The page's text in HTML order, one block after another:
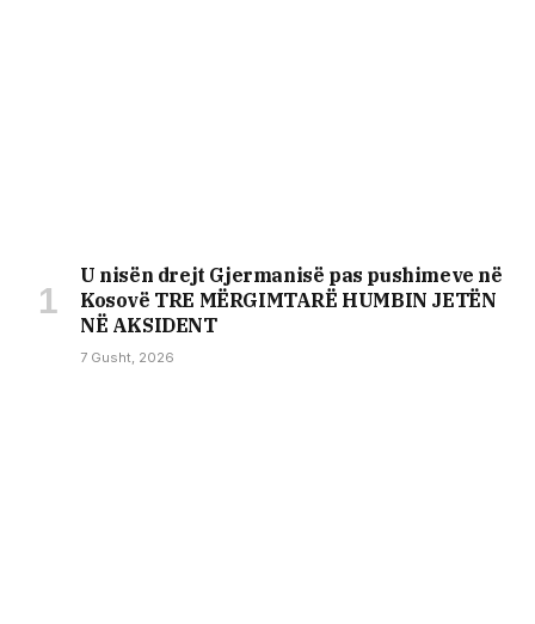
U nisën drejt Gjermanisë pas pushimeve në
Kosovë TRE MËRGIMTARË HUMBIN JETËN
NË AKSIDENT
7 Gusht, 2026